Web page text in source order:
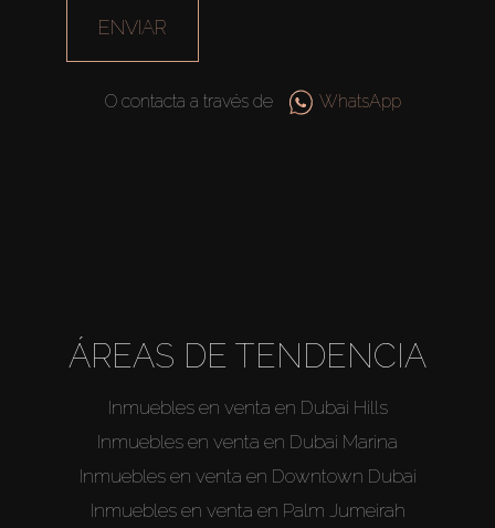
ENVIAR
O contacta a través de WhatsApp
ÁREAS DE TENDENCIA
Inmuebles en venta en Dubai Hills
Inmuebles en venta en Dubai Marina
Inmuebles en venta en Downtown Dubai
Inmuebles en venta en Palm Jumeirah